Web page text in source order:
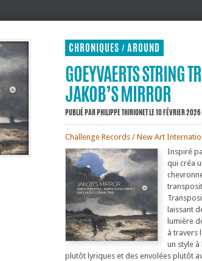
CHRONIQUES / AROUND
GOEYVAERTS STRING
JAKOB’S MIRROR
PUBLIÉ PARPHILIPPE THIRIONETLE 10 FÉVRIER 2026
Challenge Records / New Art
Inspiré
qui créa
laissant
lumière
à travers
un style
plutôt lyriques et des envolées plutôt